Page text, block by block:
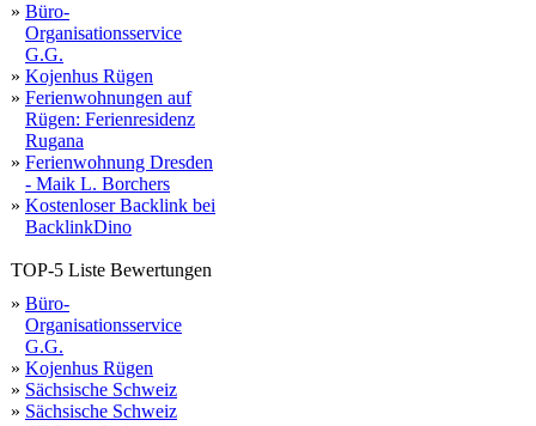
» Büro-
Organisationsservice
G.G.
» Kojenhus Rügen
» Ferienwohnungen auf
Rügen: Ferienresidenz
Rugana
» Ferienwohnung Dresden
- Maik L. Borchers
» Kostenloser Backlink bei
BacklinkDino
TOP-5 Liste Bewertungen
» Büro-
Organisationsservice
G.G.
» Kojenhus Rügen
» Sächsische Schweiz
» Sächsische Schweiz